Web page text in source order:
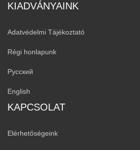
KIADVÁNYAINK
Adatvédelmi Tájékoztató
Régi honlapunk
Русский
English
KAPCSOLAT
Elérhetőségeink